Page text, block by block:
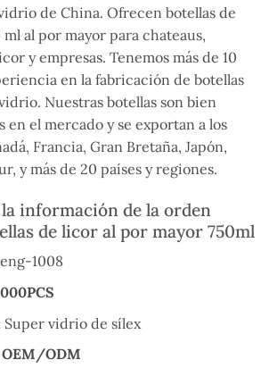
de China. Ofrecen botellas de
al por mayor para chateaus,
y empresas. Tenemos más de 10
en la fabricación de botellas
Nuestras botellas son bien
en el mercado y se exportan a los
Francia, Gran Bretaña, Japón,
y más de 20 países y regiones.
información de la orden
de licor al por mayor 750ml
1008
Super vidrio de sílex
ODM